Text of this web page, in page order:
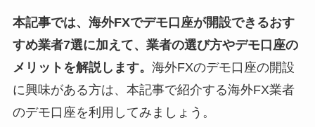
本記事では、海外FXでデモ口座が開設できるおす
すめ業者7選に加えて、業者の選び方やデモ口座の
メリットを解説します。 海外FXのデモ口座の開設
に興味がある方は、本記事で紹介する海外FX業者
のデモ口座を利用してみましょう。